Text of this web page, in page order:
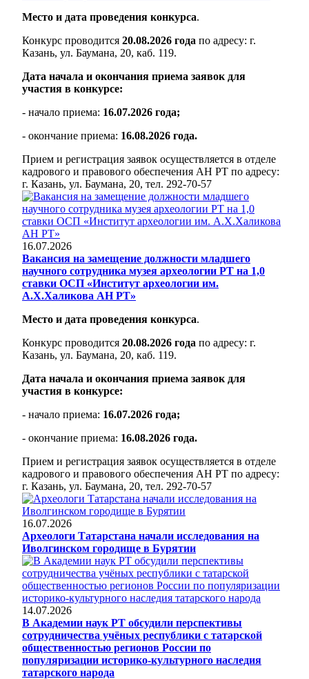
Место и дата проведения конкурса.
Конкурс проводится 20.08.2026 года по адресу: г.
Казань, ул. Баумана, 20, каб. 119.
Дата начала и окончания приема заявок для
участия в конкурсе:
- начало приема: 16.07.2026 года;
- окончание приема: 16.08.2026 года.
Прием и регистрация заявок осуществляется в отделе
кадрового и правового обеспечения АН РТ по адресу:
г. Казань, ул. Баумана, 20, тел. 292-70-57
16.07.2026
Вакансия на замещение должности младшего
научного сотрудника музея археологии РТ на 1,0
ставки ОСП «Институт археологии им.
А.Х.Халикова АН РТ»
Место и дата проведения конкурса.
Конкурс проводится 20.08.2026 года по адресу: г.
Казань, ул. Баумана, 20, каб. 119.
Дата начала и окончания приема заявок для
участия в конкурсе:
- начало приема: 16.07.2026 года;
- окончание приема: 16.08.2026 года.
Прием и регистрация заявок осуществляется в отделе
кадрового и правового обеспечения АН РТ по адресу:
г. Казань, ул. Баумана, 20, тел. 292-70-57
16.07.2026
Археологи Татарстана начали исследования на
Иволгинском городище в Бурятии
14.07.2026
В Академии наук РТ обсудили перспективы
сотрудничества учёных республики с татарской
общественностью регионов России по
популяризации историко-культурного наследия
татарского народа